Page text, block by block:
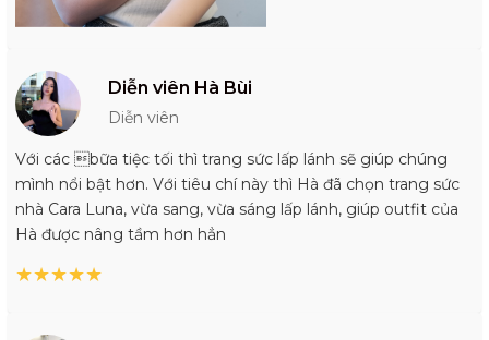
Diễn viên Hà Bùi
Diễn viên
Với các bữa tiệc tối thì trang sức lấp lánh sẽ giúp chúng
mình nổi bật hơn. Với tiêu chí này thì Hà đã chọn trang sức
nhà Cara Luna, vừa sang, vừa sáng lấp lánh, giúp outfit của
Hà được nâng tầm hơn hẳn
★★★★★